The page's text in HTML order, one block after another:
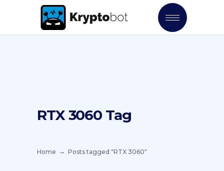
RTX 3060 Tag
Home Posts tagged "RTX 3060"